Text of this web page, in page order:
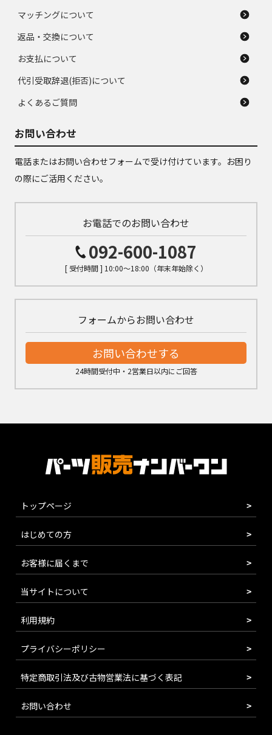
マッチングについて
返品・交換について
お支払について
代引受取辞退(拒否)について
よくあるご質問
お問い合わせ
電話またはお問い合わせフォームで受け付けています。お困り
の際にご活用ください。
お電話でのお問い合わせ
092-600-1087
[ 受付時間 ] 10:00～18:00（年末年始除く）
フォームからお問い合わせ
お問い合わせする
24時間受付中・2営業日以内にご回答
トップページ
はじめての方
お客様に届くまで
当サイトについて
利用規約
プライバシーポリシー
特定商取引法及び古物営業法に基づく表記
お問い合わせ